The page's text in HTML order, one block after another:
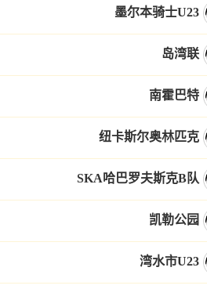
墨尔本骑士U23
岛湾联
南霍巴特
纽卡斯尔奥林匹克
SKA哈巴罗夫斯克B队
凯勒公园
湾水市U23